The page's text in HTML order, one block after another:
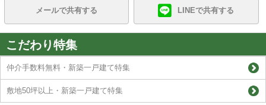
メールで共有する LINEで共有する
こだわり特集
仲介手数料無料・新築一戸建て特集
敷地50坪以上・新築一戸建て特集